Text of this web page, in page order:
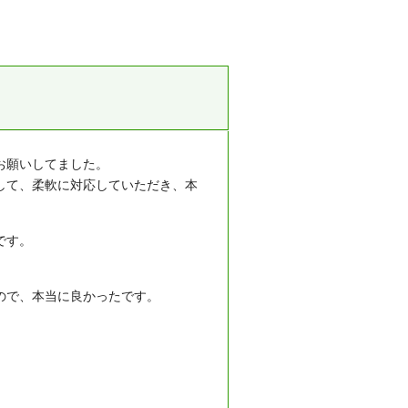
いしてました。
、柔軟に対応していただき、本
。
、本当に良かったです。